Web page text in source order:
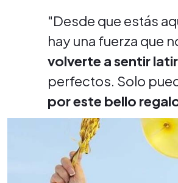
"Desde que estás
hay una fuerza que
volverte a sentir
perfectos. Solo
por este bello